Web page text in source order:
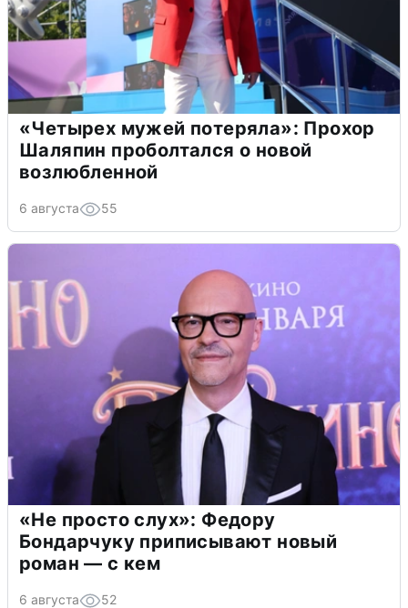
«Четырех мужей потеряла»: Прохор
Шаляпин проболтался о новой
возлюбленной
6 августа 55
«Не просто слух»: Федору
Бондарчуку приписывают новый
роман — с кем
6 августа 52